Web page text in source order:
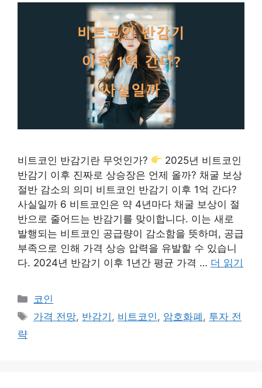
비트코인 반감기란 무엇인가?
2025년 비트코인
반감기 이후 진짜로 상승장은 언제 올까? 채굴 보상
절반 감소의 의미 비트코인 반감기 이후 1억 간다?
사실일까 6 비트코인은 약 4년마다 채굴 보상이 절
반으로 줄어드는 반감기를 맞이합니다. 이는 새로
발행되는 비트코인 공급량이 감소함을 뜻하며, 공급
부족으로 인해 가격 상승 압력을 유발할 수 있습니
다. 2024년 반감기 이후 1년간 평균 가격 … 더 읽기
카
테
고
코인
태
가격 전망, 반감기 , 비트코인 , 암호화폐 , 투자 전
략